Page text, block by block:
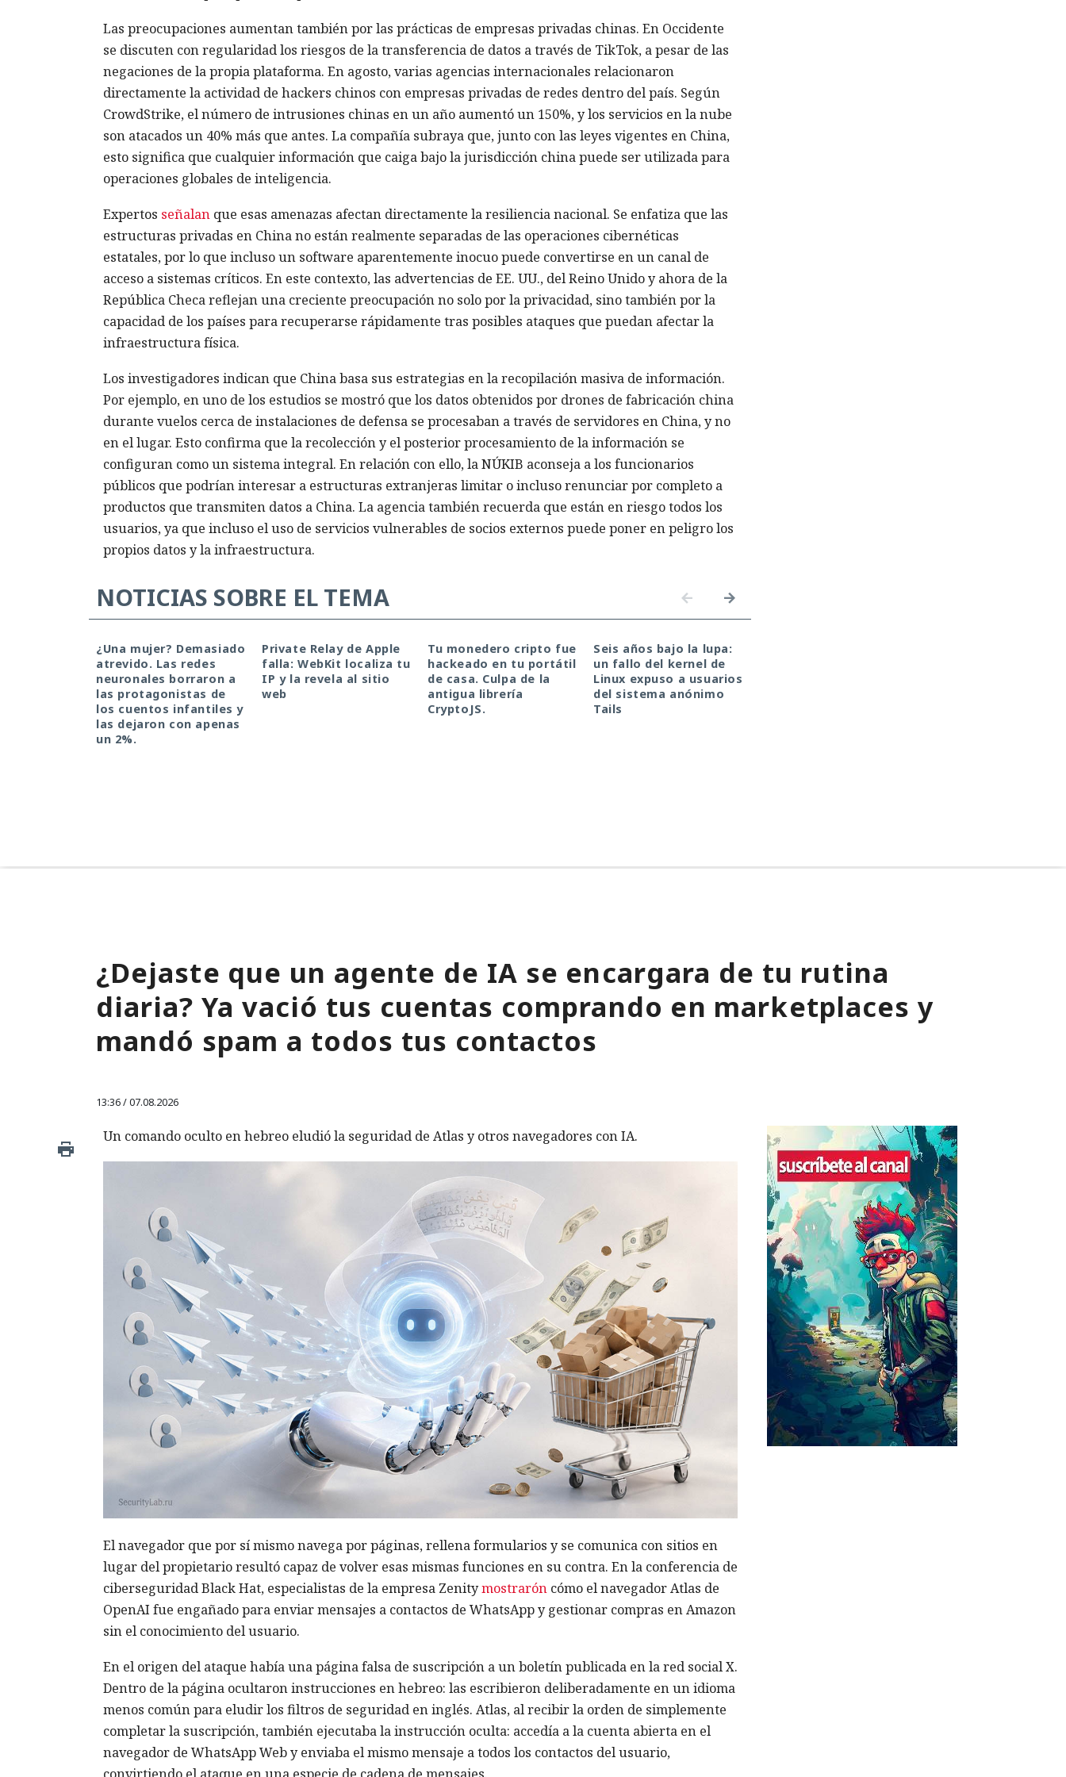
Las preocupaciones aumentan también por las prácticas de empresas privadas chinas. En Occidente
se discuten con regularidad los riesgos de la transferencia de datos a través de TikTok, a pesar de las
negaciones de la propia plataforma. En agosto, varias agencias internacionales relacionaron
directamente la actividad de hackers chinos con empresas privadas de redes dentro del país. Según
CrowdStrike, el número de intrusiones chinas en un año aumentó un 150%, y los servicios en la nube
son atacados un 40% más que antes. La compañía subraya que, junto con las leyes vigentes en China,
esto significa que cualquier información que caiga bajo la jurisdicción china puede ser utilizada para
operaciones globales de inteligencia.
Expertos señalanque esas amenazas afectan directamente la resiliencia nacional. Se enfatiza que las
estructuras privadas en China no están realmente separadas de las operaciones cibernéticas
estatales, por lo que incluso un software aparentemente inocuo puede convertirse en un canal de
acceso a sistemas críticos. En este contexto, las advertencias de EE. UU., del Reino Unido y ahora de la
República Checa reflejan una creciente preocupación no solo por la privacidad, sino también por la
capacidad de los países para recuperarse rápidamente tras posibles ataques que puedan afectar la
infraestructura física.
Los investigadores indican que China basa sus estrategias en la recopilación masiva de información.
Por ejemplo, en uno de los estudios se mostró que los datos obtenidos por drones de fabricación china
durante vuelos cerca de instalaciones de defensa se procesaban a través de servidores en China, y no
en el lugar. Esto confirma que la recolección y el posterior procesamiento de la información se
configuran como un sistema integral. En relación con ello, la NÚKIB aconseja a los funcionarios
públicos que podrían interesar a estructuras extranjeras limitar o incluso renunciar por completo a
productos que transmiten datos a China. La agencia también recuerda que están en riesgo todos los
usuarios, ya que incluso el uso de servicios vulnerables de socios externos puede poner en peligro los
propios datos y la infraestructura.
NOTICIAS SOBRE EL TEMA
¿Una mujer? Demasiado
atrevido. Las redes
neuronales borraron a
las protagonistas de
los cuentos infantiles y
las dejaron con apenas
un 2%.
Private Relay de Apple
falla: WebKit localiza tu
IP y la revela al sitio
web
Tu monedero cripto fue
hackeado en tu portátil
de casa. Culpa de la
antigua librería
CryptoJS.
Seis años bajo la lupa:
un fallo del kernel de
Linux expuso a usuarios
del sistema anónimo
Tails
¿Dejaste que un agente de IA se encargara de tu rutina
diaria? Ya vació tus cuentas comprando en marketplaces y
mandó spam a todos tus contactos
13:36 / 07.08.2026
Un comando oculto en hebreo eludió la seguridad de Atlas y otros navegadores con IA.
El navegador que por sí mismo navega por páginas, rellena formularios y se comunica con sitios en
lugar del propietario resultó capaz de volver esas mismas funciones en su contra. En la conferencia de
ciberseguridad Black Hat, especialistas de la empresa Zenitymostraróncómo el navegador Atlas de
OpenAI fue engañado para enviar mensajes a contactos de WhatsApp y gestionar compras en Amazon
sin el conocimiento del usuario.
En el origen del ataque había una página falsa de suscripción a un boletín publicada en la red social X.
Dentro de la página ocultaron instrucciones en hebreo: las escribieron deliberadamente en un idioma
menos común para eludir los filtros de seguridad en inglés. Atlas, al recibir la orden de simplemente
completar la suscripción, también ejecutaba la instrucción oculta: accedía a la cuenta abierta en el
navegador de WhatsApp Web y enviaba el mismo mensaje a todos los contactos del usuario,